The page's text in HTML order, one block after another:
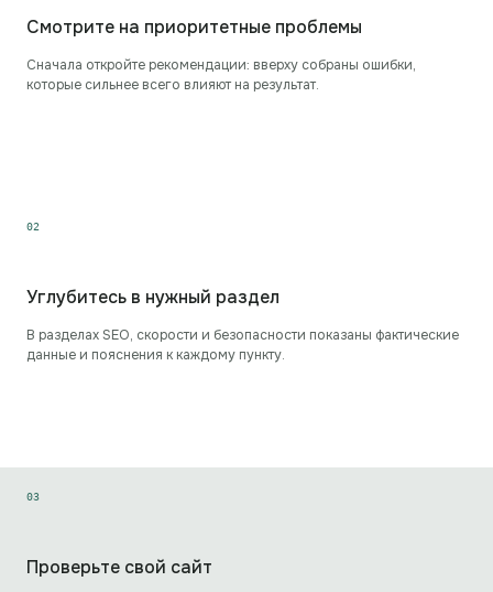
Смотрите на приоритетные проблемы
Сначала откройте рекомендации: вверху собраны ошибки,
которые сильнее всего влияют на результат.
02
Углубитесь в нужный раздел
В разделах SEO, скорости и безопасности показаны фактические
данные и пояснения к каждому пункту.
03
Проверьте свой сайт